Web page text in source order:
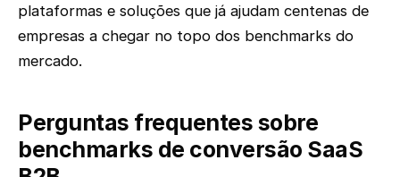
plataformas e soluções que já ajudam centenas de
empresas a chegar no topo dos benchmarks do
mercado.
Perguntas frequentes sobre
benchmarks de conversão SaaS